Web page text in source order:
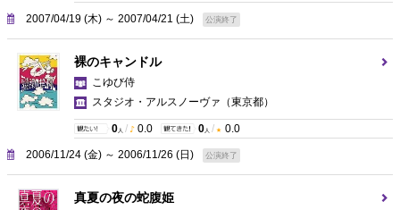
2007/04/19 (木) ～ 2007/04/21 (土) 公演終了
裸のキャンドル
こゆび侍
スタジオ・アルスノーヴァ （東京都）
0 人 / 0.0 0 人 / 0.0
2006/11/24 (金) ～ 2006/11/26 (日) 公演終了
真夏の夜の蛇腹姫